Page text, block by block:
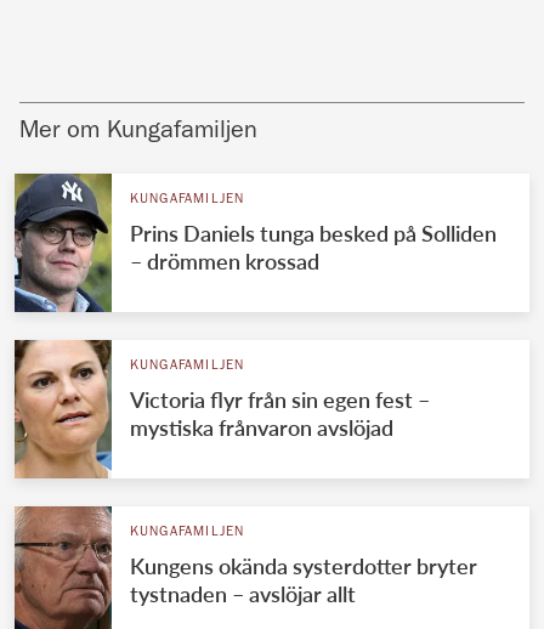
Mer om Kungafamiljen
KUNGAFAMILJEN
Prins Daniels tunga besked på Solliden
– drömmen krossad
KUNGAFAMILJEN
Victoria flyr från sin egen fest –
mystiska frånvaron avslöjad
KUNGAFAMILJEN
Kungens okända systerdotter bryter
tystnaden – avslöjar allt